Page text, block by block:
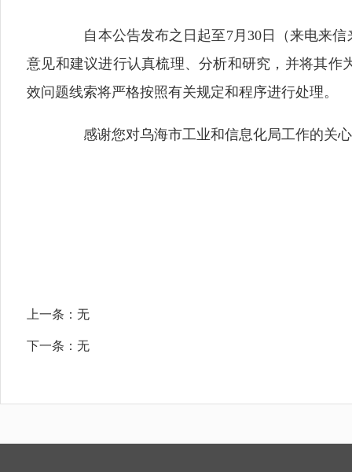
自本公告发布之日起至7月30日（来电来信
意见和建议进行认真梳理、分析和研究，并将其
效问题线索将严格按照有关规定和程序进行处理。
感谢您对乌海市工业和信息化局工作的关
上一条： 无
下一条： 无